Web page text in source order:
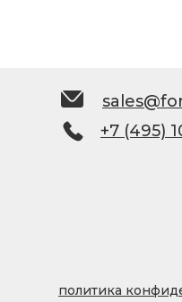
политика
+7 (495)